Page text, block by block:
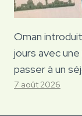
Oman
jours avec
passer à un
7 août 2026